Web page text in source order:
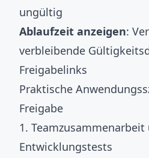
ungültig
Ablaufzeit anzeigen:
verbleibende
Freigabelinks
Praktische
Freigabe
1. Teamzusammenarbeit
Entwicklungstests